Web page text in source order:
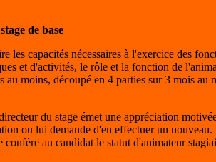
de base
les capacités nécessaires à l'exercice des
et d'activités, le rôle et la fonction de
au moins, découpé en 4 parties sur 3 mois
du stage émet une appréciation
ou lui demande d'en effectuer un nouveau.
au candidat le statut d'animateur